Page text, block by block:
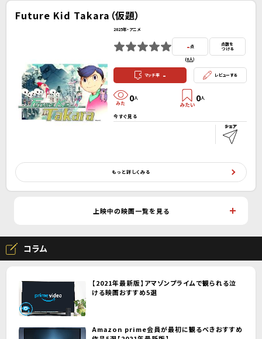
Future Kid Takara（仮題）
2025年・アニメ
-点
(0人）
点数を
つける
マッチ率 - レビューする
0人 0人
今すぐ見る
もっと詳しくみる
上映中の映画一覧を見る
コラム
【2021年最新版】アマゾンプライムで観られる泣
ける映画おすすめ5選
Amazon prime会員が最初に観るべきおすすめ